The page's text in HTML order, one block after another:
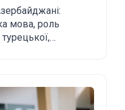
мова, роль
турецької,